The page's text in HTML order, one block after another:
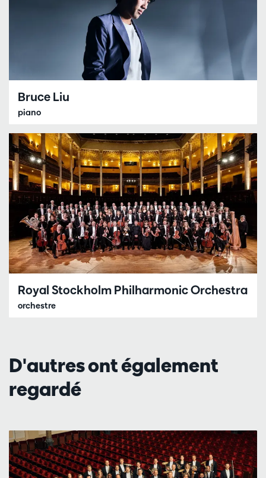
Bruce Liu
piano
Royal Stockholm Philharmonic Orchestra
orchestre
D'autres ont également
regardé